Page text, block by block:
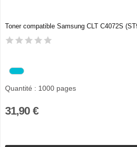
Toner compatible Samsung CLT C4072S
Quantité : 1000 pages
31,90 €